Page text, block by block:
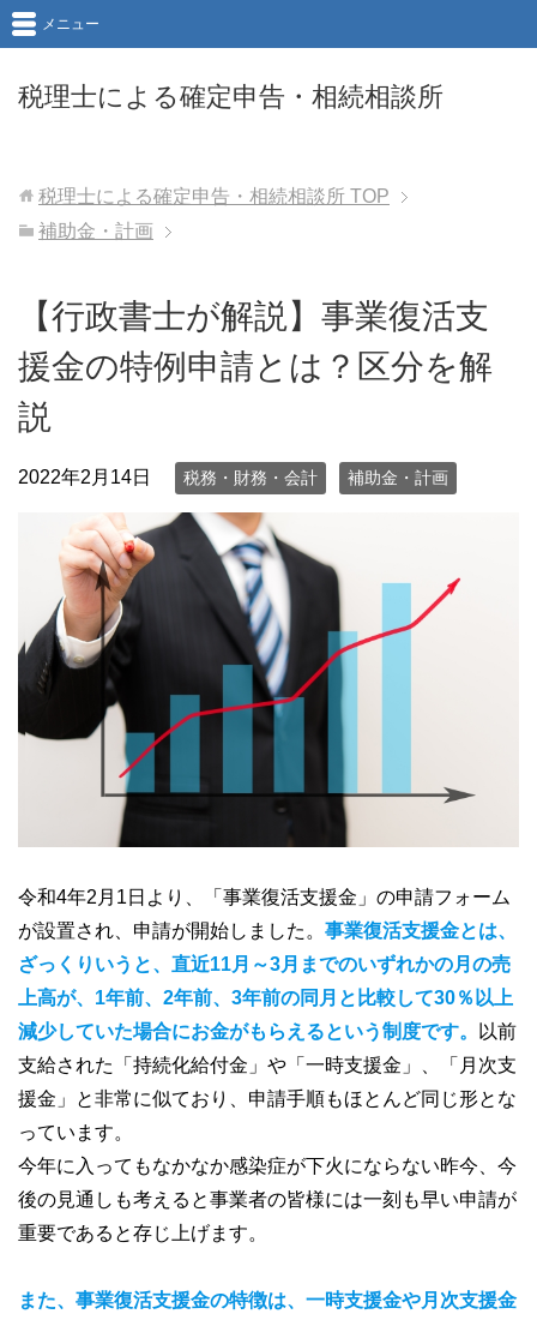
税理士による確定申告・相続相談所
メニュー
税理士による確定申告・相続相談所 TOP
補助金・計画
【行政書士が解説】事業復活支
援金の特例申請とは？区分を解
説
2022年2月14日 税務・財務・会計 補助金・計画
令和4年2月1日より、「事業復活支援金」の申請フォーム
が設置され、申請が開始しました。 事業復活支援金とは、
ざっくりいうと、直近11月～3月までのいずれかの月の売
上高が、1年前、2年前、3年前の同月と比較して30％以上
減少していた場合にお金がもらえるという制度です。
以前
支給された「持続化給付金」や「一時支援金」、「月次支
援金」と非常に似ており、申請手順もほとんど同じ形とな
っています。
今年に入ってもなかなか感染症が下火にならない昨今、今
後の見通しも考えると事業者の皆様には一刻も早い申請が
重要であると存じ上げます。
また、事業復活支援金の特徴は、一時支援金や月次支援金